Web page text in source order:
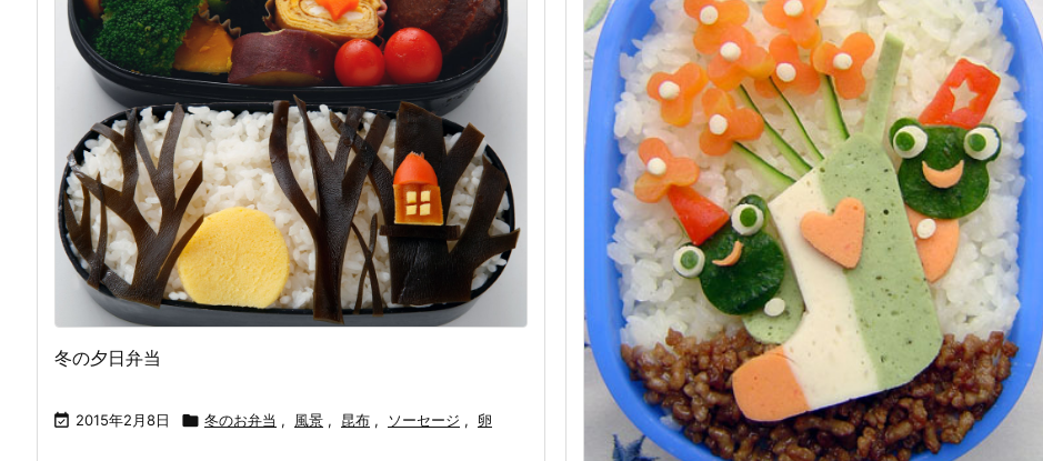
冬の夕日弁当
 2015年2月8日  冬のお弁当 , 風景 , 昆布 , ソーセージ , 卵